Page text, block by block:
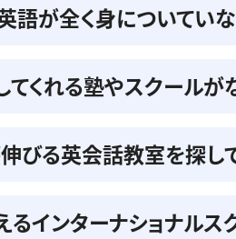
語が全く身についてい
くれる塾やスクールが
びる英会話教室を探し
るインターナショナルス